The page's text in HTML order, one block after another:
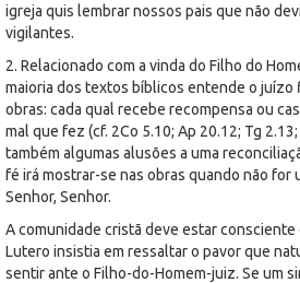
igreja quis lembrar nossos pais que não
vigilantes.
2. Relacionado com a vinda do Filho do
maioria dos textos bíblicos entende o juízo
obras: cada qual recebe recompensa ou
mal que fez (cf. 2Co 5.10; Ap 20.12; Tg
também algumas alusões a uma
fé irá mostrar-se nas obras quando não for
Senhor, Senhor.
A comunidade cristã deve estar consciente
Lutero insistia em ressaltar o pavor que
sentir ante o Filho-do-Homem-juiz. Se um